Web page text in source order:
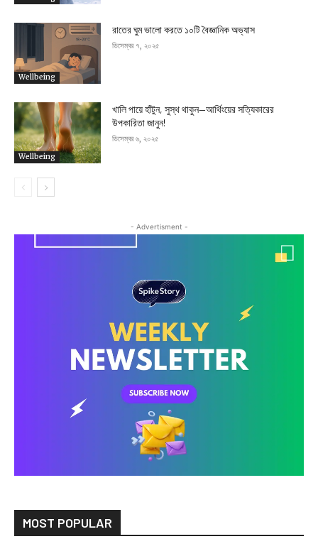
Wellbeing
রাতের ঘুম ভালো করতে ১০টি বৈজ্ঞানিক অভ্যাস
ডিসেম্বর ৭, ২০২৫
Wellbeing
খালি পায়ে হাঁটুন, সুস্থ থাকুন—আর্থিংয়ের সত্যিকারের
উপকারিতা জানুন!
ডিসেম্বর ৬, ২০২৫
- Advertisment -
MOST POPULAR